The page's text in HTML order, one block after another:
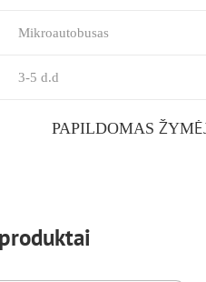
Mikroautobusas
3-5 d.d
PAPILDOMAS